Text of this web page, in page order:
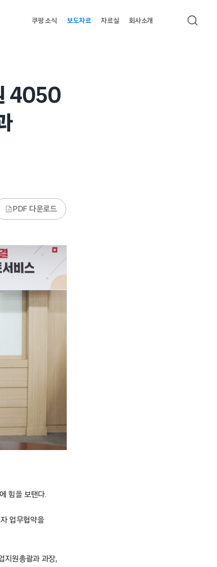
쿠팡 소식 보도자료 자료실 회사소개 검색
4050
PDF 다운로드
힘을 보탠다.
업무협약을
지원총괄과 과장,